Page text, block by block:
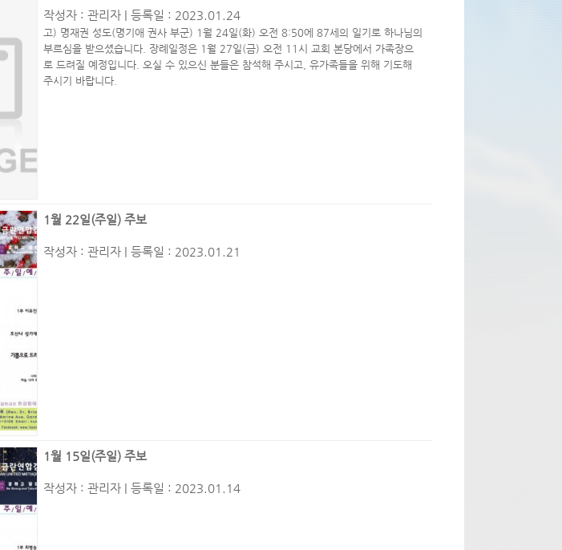
작성자 : 관리자| 등록일 : 2023.01.24
고) 명재권 성도(명기애 권사 부군) 1월 24일(화) 오전 8:50에 87세의 일기로 하나님의
부르심을 받으셨습니다. 장례일정은 1월 27일(금) 오전 11시 교회 본당에서 가족장으
로 드려질 예정입니다. 오실 수 있으신 분들은 참석해 주시고, 유가족들을 위해 기도해
주시기 바랍니다.
1월 22일(주일) 주보
작성자 : 관리자| 등록일 : 2023.01.21
1월 15일(주일) 주보
작성자 : 관리자| 등록일 : 2023.01.14